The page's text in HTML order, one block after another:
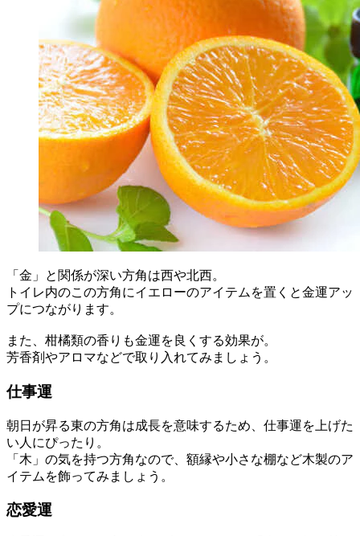
「金」と関係が深い方角は西や北西。
トイレ内のこの方角にイエローのアイテムを置くと金運アッ
プにつながります。
また、柑橘類の香りも金運を良くする効果が。
芳香剤やアロマなどで取り入れてみましょう。
仕事運
朝日が昇る東の方角は成長を意味するため、仕事運を上げた
い人にぴったり。
「木」の気を持つ方角なので、額縁や小さな棚など木製のア
イテムを飾ってみましょう。
恋愛運